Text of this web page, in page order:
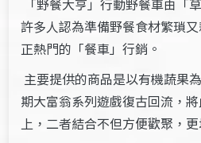
「野餐大亨」行動野餐車由「
許多人認為準備野餐食材繁瑣
正熱門的「餐車」行銷。
主要提供的商品是以有機蔬果
期大富翁系列遊戲復古回流，
上，二者結合不但方便歡聚，